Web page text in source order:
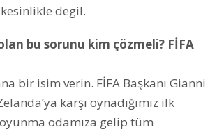
degil.
bu sorunu kim çözmeli? FİFA
bir isim verin. FİFA Başkanı Gianni
karşı oynadığımız ilk
odamıza gelip tüm